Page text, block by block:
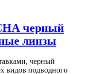
черный
линзы
черный
видов подводного